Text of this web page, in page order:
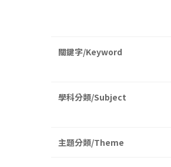
關鍵字/Keyword
學科分類/Subject
主題分類/Theme